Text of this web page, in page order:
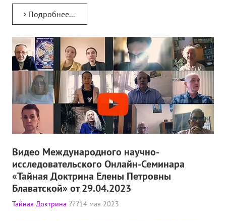
ШКОЛА ТЕОСОФИИ
Открытая школа теософии
Фотоматериалы
Видео
ГОВОРЯТ ТЕОСОФЫ. Рубрика «Вопрос-Ответ»
Книги
Семинары
Плейлист "Международный научно-исследовательский
Плейлист "«Тайная Доктрина» Класс онлайн изучения"
Подробнее...
Видео Международного научно-
исследовательского Онлайн-Семинара
«Тайная Доктрина Елены Петровны
Блаватской» от 29.04.2023
Тайная Доктрина 14 мая 2023